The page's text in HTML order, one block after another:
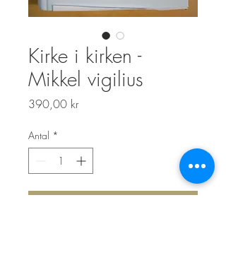
Kirke i kirken -
Mikkel vigilius
390,00 krPris
Antal *